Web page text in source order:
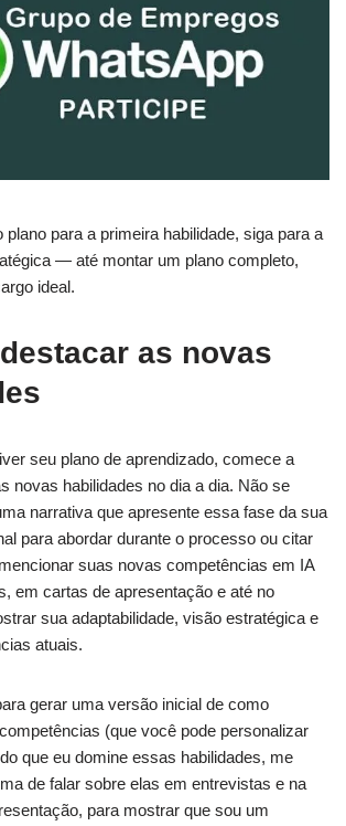
plano para a primeira habilidade, siga para a
— até montar um plano completo,
ideal.
as novas
seu plano de aprendizado, comece a
novas habilidades no dia a dia. Não se
narrativa que apresente essa fase da sua
para abordar durante o processo ou citar
suas novas competências em IA
em cartas de apresentação e até no
sua adaptabilidade, visão estratégica e
atuais.
gerar uma versão inicial de como
(que você pode personalizar
que eu domine essas habilidades, me
de falar sobre elas em entrevistas e na
para mostrar que sou um